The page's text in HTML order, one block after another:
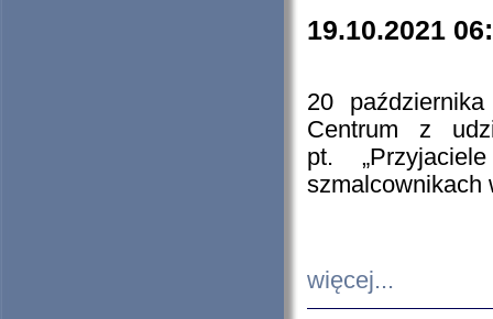
19.10.2021
20
Centrum z
pt.
szmalcownikach
więcej...